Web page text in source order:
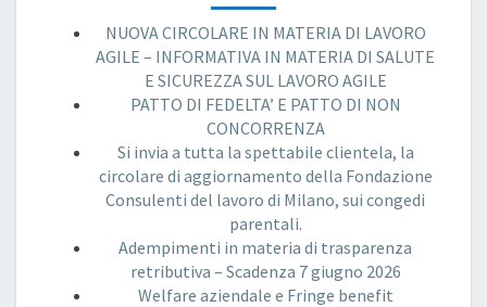
NUOVA CIRCOLARE IN MATERIA DI LAVORO
AGILE – INFORMATIVA IN MATERIA DI SALUTE
E SICUREZZA SUL LAVORO AGILE
PATTO DI FEDELTA’ E PATTO DI NON
CONCORRENZA
Si invia a tutta la spettabile clientela, la
circolare di aggiornamento della Fondazione
Consulenti del lavoro di Milano, sui congedi
parentali.
Adempimenti in materia di trasparenza
retributiva – Scadenza 7 giugno 2026
Welfare aziendale e Fringe benefit